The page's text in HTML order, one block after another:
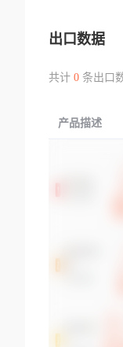
出口数据
共计 0条出口
产品描述